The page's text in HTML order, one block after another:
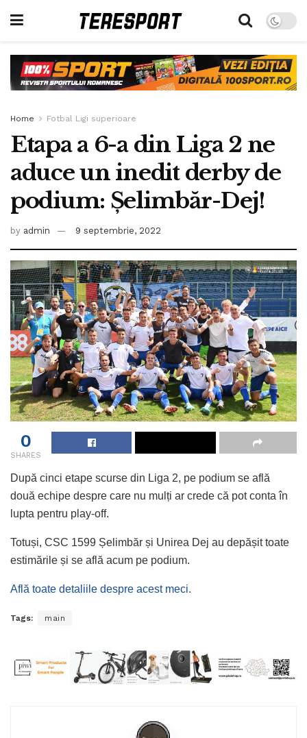
Home Fotbal Ligi superioare
Etapa a 6-a din Liga 2 ne
aduce un inedit derby de
podium: Șelimbăr-Dej!
by admin 9 septembrie, 2022
0
SHARES
După cinci etape scurse din Liga 2, pe podium se află
două echipe despre care nu mulți ar crede că pot conta în
lupta pentru play-off.
Totuși, CSC 1599 Șelimbăr și Unirea Dej au depășit toate
estimările și se află acum pe podium.
Află toate detaliile despre acest meci.
Tags: main